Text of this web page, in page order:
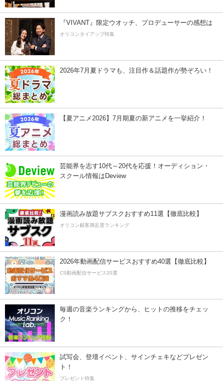
『VIVANT』限定ウオッチ、プロデューサーの感想は
オリコンタイアップ特集
2026年7月夏ドラマも、注目作＆話題作が勢ぞろい！
【夏アニメ2026】7月期夏の新アニメを一挙紹介！
芸能界を志す10代～20代を応援！オーディション・
スクール情報はDeview
漫画読み放題サブスクおすすめ11選【徹底比較】
オリコン顧客満足度ランキング
2026年動画配信サービスおすすめ40選【徹底比較】
CS動画配信サービス20選
毎週の音楽ランキングから、ヒットの推移をチェッ
ク！
試写会、登壇イベント、サインチェキなどプレゼン
ト！
プレゼント特集